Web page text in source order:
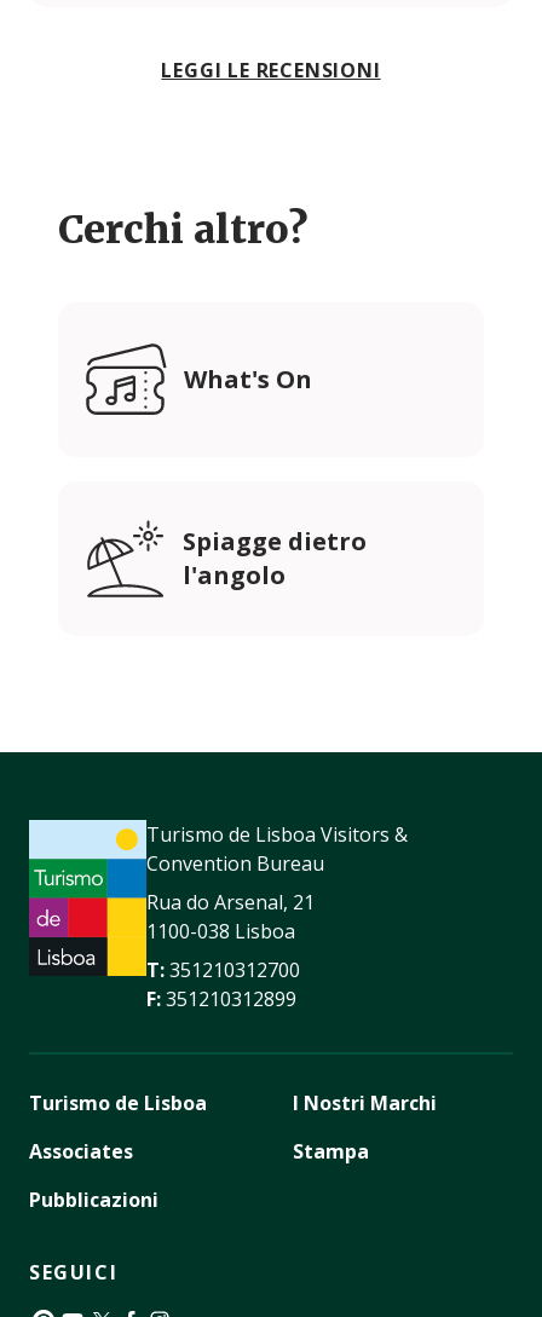
LEGGI LE RECENSIONI
Cerchi altro?
What's On
Spiagge dietro
l'angolo
Turismo de Lisboa Visitors &
Convention Bureau
Rua do Arsenal, 21
1100-038 Lisboa
T:351210312700
F:351210312899
Turismo de Lisboa
Associates
Pubblicazioni
I Nostri Marchi
Stampa
SEGUICI